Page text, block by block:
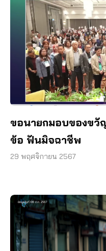
ขอนายกมอบของขวั
ข้อ ฟันมิจฉาชีพ
29 พฤศจิกายน 2567